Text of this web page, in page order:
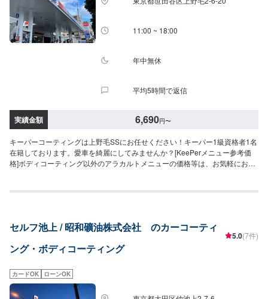
11:00 ~ 18:00
年中無休
平均5時間で返信
実績金額 6,690円〜
キーパーコーティングは上野毛SSにお任せください！キーパー1級資格者1名
在籍しております。愛車を綺麗にしてみませんか？[KeePerメニュー参考価
格]ボディコーティング以外のアラカルトメニューの価格等は、お気軽にお問
ン被膜の二層構造３年間ノーメンテナンスで耐久（1回/1年のメンテナンスで
49,900円[SSサイズ]55,100円[Sサイズ]60,400円[Mサイズ]64,400円[Lサイ
ズ]70,900円LLサイズ]90,700円[XLサイズ]◉フレッシュキーパーガラス被膜＋
（ECO＋レジン被膜）の二層構造ノーメンテナンスで1年以上耐久。降雨に
砂が含んでいる場合は汚れます。）27,400円[SSサイズ]29,500円[Sサイ
ズ]31,800円[Mサイズ]33,900円[Lサイズ]38,400円LLサイズ]42,900円[XLサイ
ズ]◉クリスタルキーパーガラス被膜＋レジン被膜の二層構造1年間ノーメンテ
セルフ池上 / 昭和礦油株式会社 のカーコーティ
ング・ボディコーティング
5.0(7件)
カードOK ローンOK